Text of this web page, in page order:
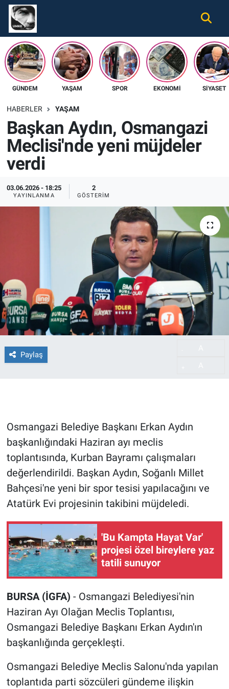
GÜNDEM YAŞAM SPOR EKONOMI SIYASET
HABERLER YAŞAM
Başkan Aydın, Osmangazi
Meclisi'nde yeni müjdeler
verdi
03.06.2026 - 18:25
YAYINLANMA
2
GÖSTERIM
Paylaş
Osmangazi Belediye Başkanı Erkan Aydın
başkanlığındaki Haziran ayı meclis
toplantısında, Kurban Bayramı çalışmaları
değerlendirildi. Başkan Aydın, Soğanlı Millet
Bahçesi'ne yeni bir spor tesisi yapılacağını ve
Atatürk Evi projesinin takibini müjdeledi.
'Bu Kampta Hayat Var'
projesi özel bireylere yaz
tatili sunuyor
BURSA (İGFA) - Osmangazi Belediyesi'nin
Haziran Ayı Olağan Meclis Toplantısı,
Osmangazi Belediye Başkanı Erkan Aydın'ın
başkanlığında gerçekleşti.
Osmangazi Belediye Meclis Salonu'nda yapılan
toplantıda parti sözcüleri gündeme ilişkin
Gündem
Ekonomi
Spor
Tüm Haberler
İletişim
Künye
Nöbetçi Eczaneler
Hava Durumu
Namaz Vakitleri
Süper Lig Puan Durumu ve Fikstür
Tüm Manşetler
Son Dakika Haberleri